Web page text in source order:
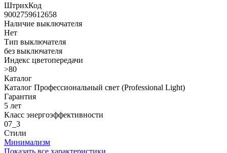
ШтрихКод
9002759612658
Наличие выключателя
Нет
Тип выключателя
без выключателя
Индекс цветопередачи
>80
Каталог
Каталог Профессиональный свет (Professional Light)
Гарантия
5 лет
Класс энергоэффективности
07_3
Стили
Минимализм
Показать все характеристики